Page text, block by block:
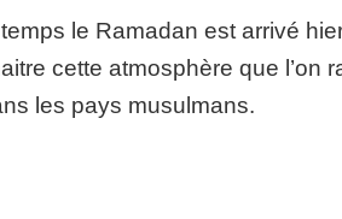
le Ramadan est arrivé
cette atmosphère que l’on
les pays musulmans.